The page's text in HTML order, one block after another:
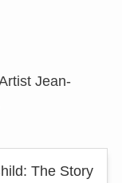
Jean-
The Story